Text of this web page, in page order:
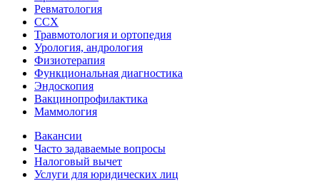
Ревматология
ССХ
Травмотология и ортопедия
Урология, андрология
Физиотерапия
Функциональная диагностика
Эндоскопия
Вакцинопрофилактика
Маммология
Вакансии
Часто задаваемые вопросы
Налоговый вычет
Услуги для юридических лиц